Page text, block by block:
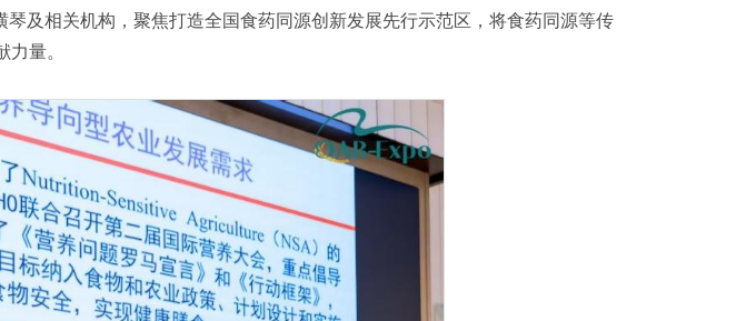
及相关机构，聚焦打造全国食药同源创新发展先行示范区，将食药同源等传
量。